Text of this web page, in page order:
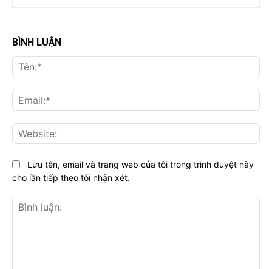
BÌNH LUẬN
Lưu tên, email và trang web của tôi trong trình duyệt này
cho lần tiếp theo tôi nhận xét.